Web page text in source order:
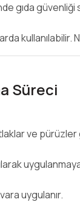
gıda güvenliği
kullanılabilir.
Süreci
ve pürüzler
uygulanır.